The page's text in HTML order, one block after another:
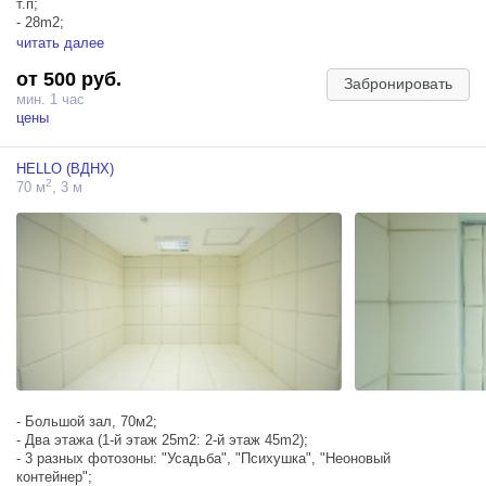
т.п;
- 28m2;
- Блэкаут;
- Хромакей
читать далее
от 500 руб.
мин. 1 час
цены
Забронировать
HELLO (ВДНХ)
70 м2 , 3 м
- Большой зал, 70м2;
- Два этажа (1-й этаж 25m2: 2-й этаж 45m2);
- 3 разных фотозоны: "Усадьба", "Психушка", "Неоновый
контейнер";